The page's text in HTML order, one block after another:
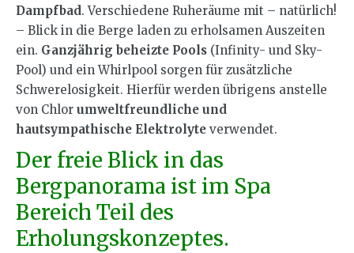
Dampfbad. Verschiedene Ruheräume mit – natürlich!
– Blick in die Berge laden zu erholsamen Auszeiten
ein. Ganzjährig beheizte Pools (Infinity- und Sky-
Pool) und ein Whirlpool sorgen für zusätzliche
Schwerelosigkeit. Hierfür werden übrigens anstelle
von Chlor umweltfreundliche und
hautsympathische Elektrolyte verwendet.
Der freie Blick in das
Bergpanorama ist im Spa
Bereich Teil des
Erholungskonzeptes.